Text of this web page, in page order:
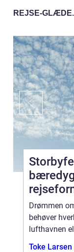
REJSE-GLÆDE.
Drømmen
behøver
lufthavnen
Toke Larsen